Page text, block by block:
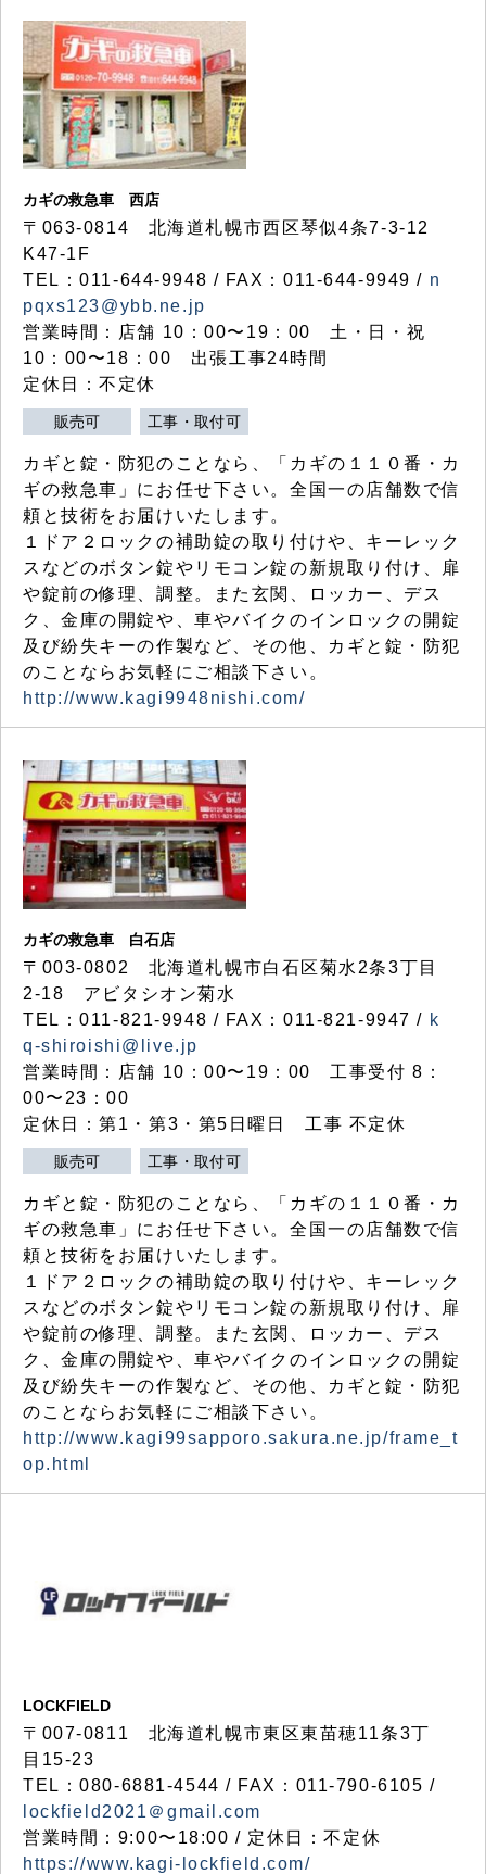
カギの救急車 西店
〒063-0814 北海道札幌市西区琴似4条7-3-12
K47-1F
TEL：011-644-9948 / FAX：011-644-9949 / n
pqxs123@ybb.ne.jp
営業時間：店舗 10：00〜19：00 土・日・祝
10：00〜18：00 出張工事24時間
定休日：不定休
販売可 工事・取付可
カギと錠・防犯のことなら、「カギの１１０番・カ
ギの救急車」にお任せ下さい。全国一の店舗数で信
頼と技術をお届けいたします。
１ドア２ロックの補助錠の取り付けや、キーレック
スなどのボタン錠やリモコン錠の新規取り付け、扉
や錠前の修理、調整。また玄関、ロッカー、デス
ク、金庫の開錠や、車やバイクのインロックの開錠
及び紛失キーの作製など、その他、カギと錠・防犯
のことならお気軽にご相談下さい。
http://www.kagi9948nishi.com/
カギの救急車 白石店
〒003-0802 北海道札幌市白石区菊水2条3丁目
2-18 アビタシオン菊水
TEL：011-821-9948 / FAX：011-821-9947 / k
q-shiroishi@live.jp
営業時間：店舗 10：00〜19：00 工事受付 8：
00〜23：00
定休日：第1・第3・第5日曜日 工事 不定休
販売可 工事・取付可
カギと錠・防犯のことなら、「カギの１１０番・カ
ギの救急車」にお任せ下さい。全国一の店舗数で信
頼と技術をお届けいたします。
１ドア２ロックの補助錠の取り付けや、キーレック
スなどのボタン錠やリモコン錠の新規取り付け、扉
や錠前の修理、調整。また玄関、ロッカー、デス
ク、金庫の開錠や、車やバイクのインロックの開錠
及び紛失キーの作製など、その他、カギと錠・防犯
のことならお気軽にご相談下さい。
http://www.kagi99sapporo.sakura.ne.jp/frame_t
op.html
LOCKFIELD
〒007-0811 北海道札幌市東区東苗穂11条3丁
目15-23
TEL：080-6881-4544 / FAX：011-790-6105 /
lockfield2021＠gmail.com
営業時間：9:00〜18:00 / 定休日：不定休
https://www.kagi-lockfield.com/